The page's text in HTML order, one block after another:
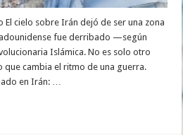
cielo sobre Irán dejó de ser una zona
fue derribado —según
Islámica. No es solo otro
que cambia el ritmo de una guerra.
en Irán: …